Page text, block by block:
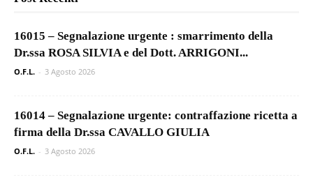
16015 – Segnalazione urgente : smarrimento della
Dr.ssa ROSA SILVIA e del Dott. ARRIGONI...
O.F.L. - 3 Agosto 2026
16014 – Segnalazione urgente: contraffazione ricetta a
firma della Dr.ssa CAVALLO GIULIA
O.F.L. - 3 Agosto 2026